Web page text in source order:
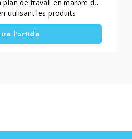
plan de travail en marbre de
utilisant les produits
SGRISER et le KIT
pour nettoyer et repolir la
son éclat d’origine.
l'article